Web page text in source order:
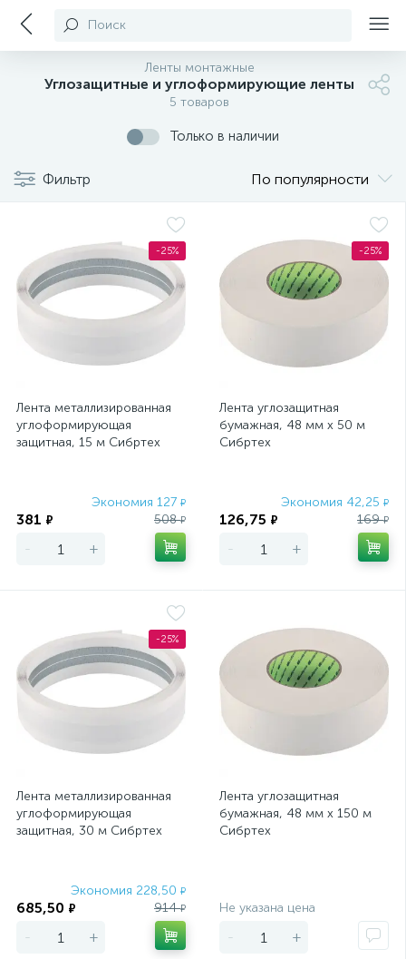
Поиск
Ленты монтажные
Углозащитные и углоформирующие ленты
5 товаров
Только в наличии
Фильтр По популярности
-25%
Лента металлизированная
углоформирующая
защитная, 15 м Сибртех
Экономия 127 ₽
381 ₽ 508₽
- +
-25%
Лента углозащитная
бумажная, 48 мм х 50 м
Сибртех
Экономия 42,25 ₽
126,75 ₽ 169₽
- +
-25%
Лента металлизированная
углоформирующая
защитная, 30 м Сибртех
Экономия 228,50 ₽
685,50 ₽ 914₽
- +
Лента углозащитная
бумажная, 48 мм х 150 м
Сибртех
Не указана цена
- +